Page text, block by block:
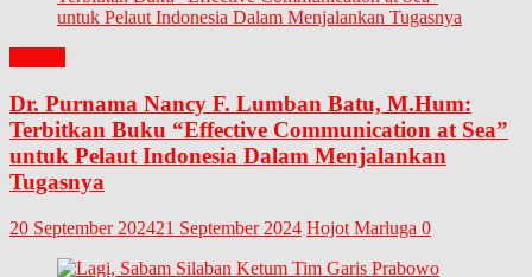
Dr. Purnama Nancy F. Lumban Batu, M.Hum:
Terbitkan Buku “Effective Communication at Sea”
untuk Pelaut Indonesia Dalam Menjalankan
Tugasnya
20 September 202421 September 2024 Hojot Marluga 0